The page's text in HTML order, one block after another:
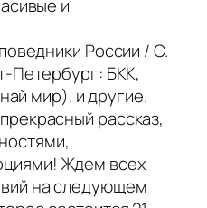
и
России / С.
Петербург: БКК,
мир). и другие.
рассказ,
Ждем всех
на следующем